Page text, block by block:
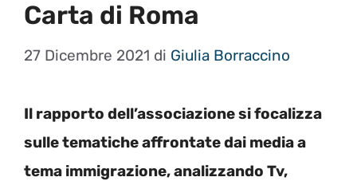
Carta di Roma
27 Dicembre 2021 di Giulia Borraccino
Il rapporto dell’associazione si focalizza
sulle tematiche affrontate dai media a
tema immigrazione, analizzando Tv,